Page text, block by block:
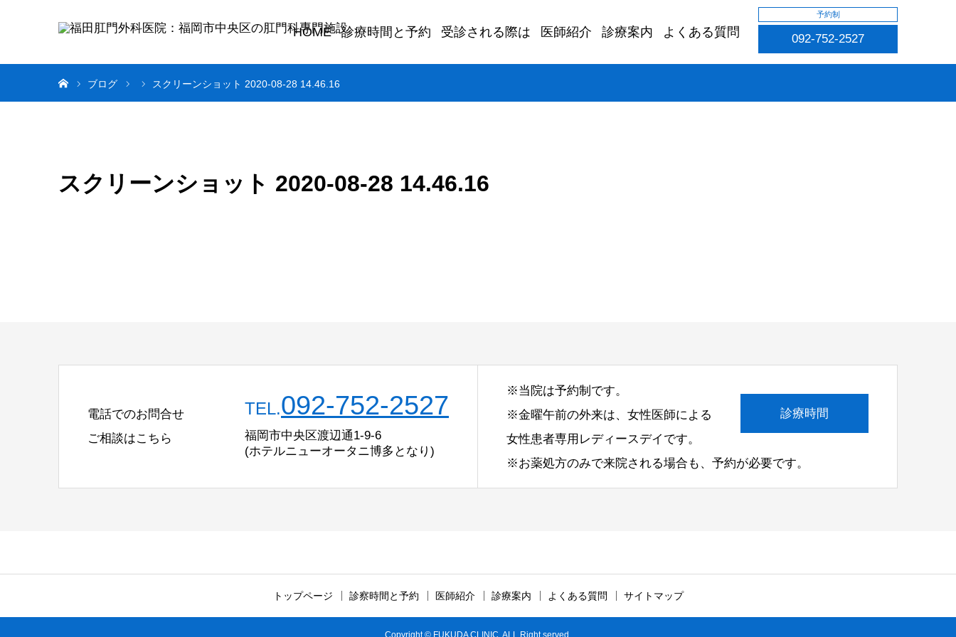
予約制
092-752-2527
HOME 診療時間と予約 受診される際は 医師紹介 診療案内 よくある質問
ブログ スクリーンショット 2020-08-28 14.46.16
スクリーンショット 2020-08-28 14.46.16
電話でのお問合せ
ご相談はこちら
TEL.092-752-2527
福岡市中央区渡辺通1-9-6
(ホテルニューオータニ博多となり)
※当院は予約制です。
※金曜午前の外来は、女性医師による
女性患者専用レディースデイです。
※お薬処方のみで来院される場合も、予約が必要です。
診療時間
トップページ 診察時間と予約 医師紹介 診療案内 よくある質問 サイトマップ
Copyright © FUKUDA CLINIC. ALL Right served.